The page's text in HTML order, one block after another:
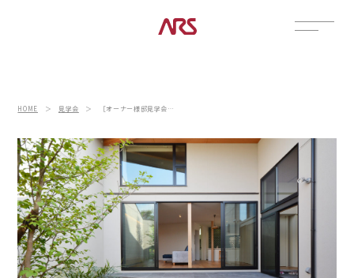
展示場
資料請求
POSTS
建築実例
コラム
インタビュー
土地情報
HOME ＞ 見学会 ＞ ［オーナー様邸見学会｜白山市藤木町］家族を包む光庭のある家